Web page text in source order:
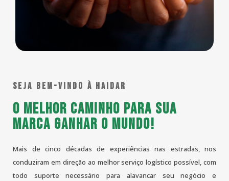
Seja bem-vindo à Haidar
O melhor caminho para sua
marca ganhar o mundo!
Mais de cinco décadas de experiências nas estradas, nos
conduziram em direção ao melhor serviço logístico possível, com
todo suporte necessário para alavancar seu negócio e